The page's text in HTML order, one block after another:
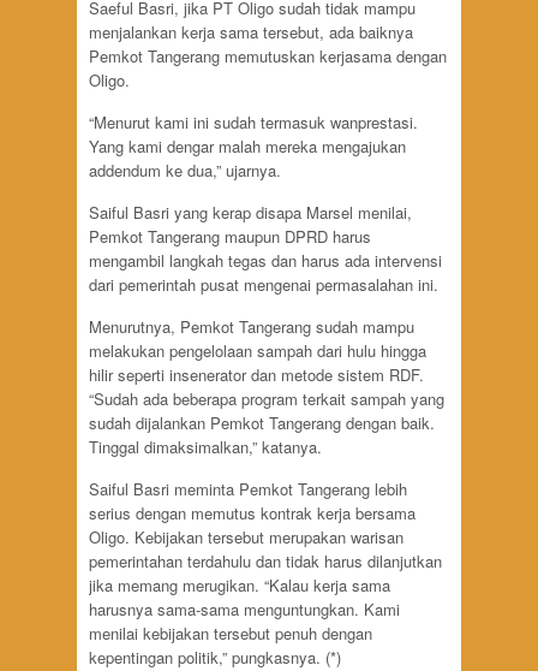
Saeful Basri, jika PT Oligo sudah tidak mampu
menjalankan kerja sama tersebut, ada baiknya
Pemkot Tangerang memutuskan kerjasama dengan
Oligo.
“Menurut kami ini sudah termasuk wanprestasi.
Yang kami dengar malah mereka mengajukan
addendum ke dua,” ujarnya.
Saiful Basri yang kerap disapa Marsel menilai,
Pemkot Tangerang maupun DPRD harus
mengambil langkah tegas dan harus ada intervensi
dari pemerintah pusat mengenai permasalahan ini.
Menurutnya, Pemkot Tangerang sudah mampu
melakukan pengelolaan sampah dari hulu hingga
hilir seperti insenerator dan metode sistem RDF.
“Sudah ada beberapa program terkait sampah yang
sudah dijalankan Pemkot Tangerang dengan baik.
Tinggal dimaksimalkan,” katanya.
Saiful Basri meminta Pemkot Tangerang lebih
serius dengan memutus kontrak kerja bersama
Oligo. Kebijakan tersebut merupakan warisan
pemerintahan terdahulu dan tidak harus dilanjutkan
jika memang merugikan. “Kalau kerja sama
harusnya sama-sama menguntungkan. Kami
menilai kebijakan tersebut penuh dengan
kepentingan politik,” pungkasnya. (*)